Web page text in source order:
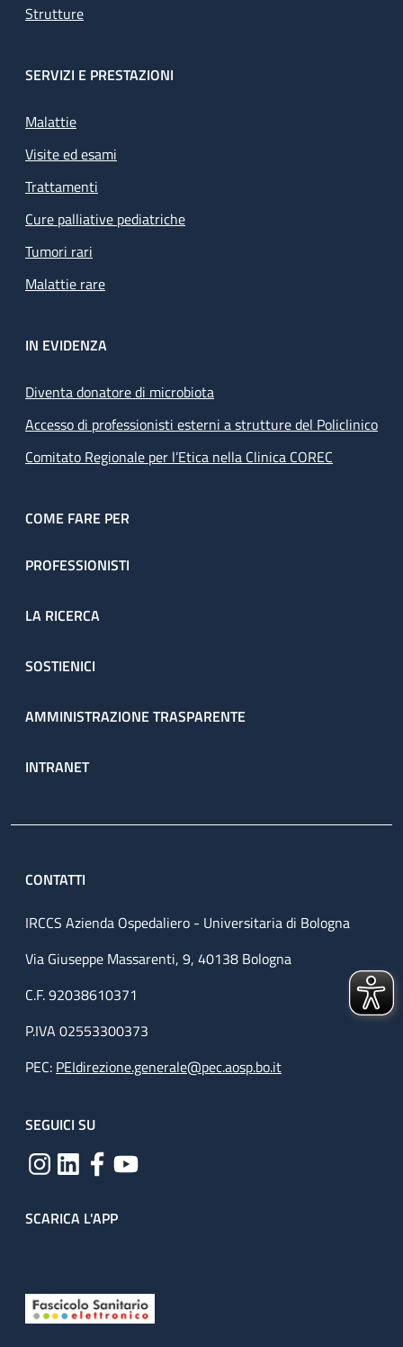
Strutture
SERVIZI E PRESTAZIONI
Malattie
Visite ed esami
Trattamenti
Cure palliative pediatriche
Tumori rari
Malattie rare
IN EVIDENZA
Diventa donatore di microbiota
Accesso di professionisti esterni a strutture del Policlinico
Comitato Regionale per l’Etica nella Clinica COREC
COME FARE PER
PROFESSIONISTI
LA RICERCA
SOSTIENICI
AMMINISTRAZIONE TRASPARENTE
INTRANET
CONTATTI
IRCCS Azienda Ospedaliero - Universitaria di Bologna
Via Giuseppe Massarenti, 9, 40138 Bologna
C.F. 92038610371
P.IVA 02553300373
PEC: PEIdirezione.generale@pec.aosp.bo.it
SEGUICI SU
SCARICA L'APP